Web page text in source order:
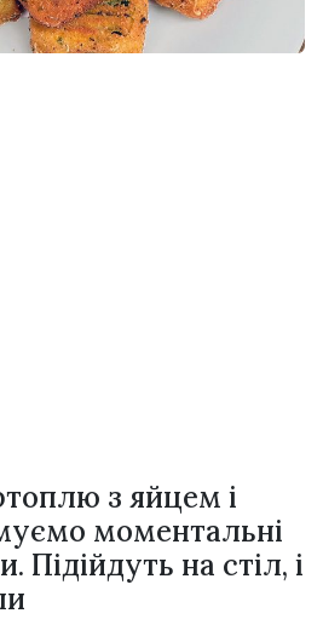
з яйцем і
моментальні
Підійдуть на стіл, і